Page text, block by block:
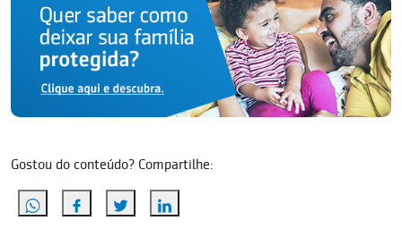
Gostou do conteúdo? Compartilhe: